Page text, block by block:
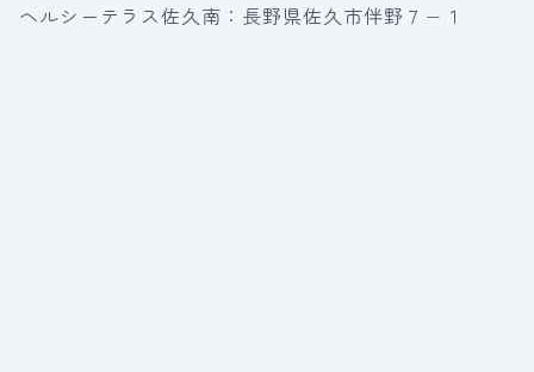
ヘルシーテラス佐久南：長野県佐久市伴野７−１